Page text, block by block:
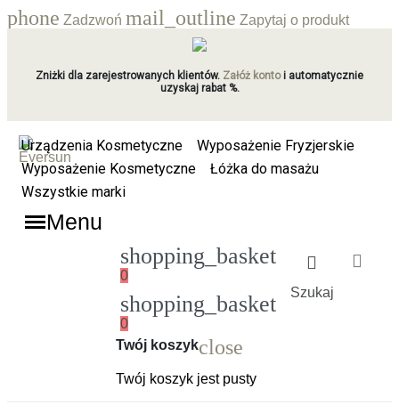
phone Zadzwoń mail_outline Zapytaj o produkt
Zniżki dla zarejestrowanych klientów. Załóż kontoi automatycznie
uzyskaj rabat %.
Szukaj
shopping_basket
0
shopping_basket
0
Ładowanie
Twój koszykclose
Twój koszyk jest pusty
Urządzenia Kosmetyczne
Wyposażenie Fryzjerskie
Wyposażenie Kosmetyczne
Łóżka do masażu
Wszystkie marki
Menu